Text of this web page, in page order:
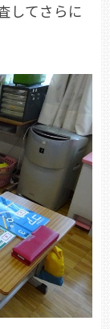
してさらに